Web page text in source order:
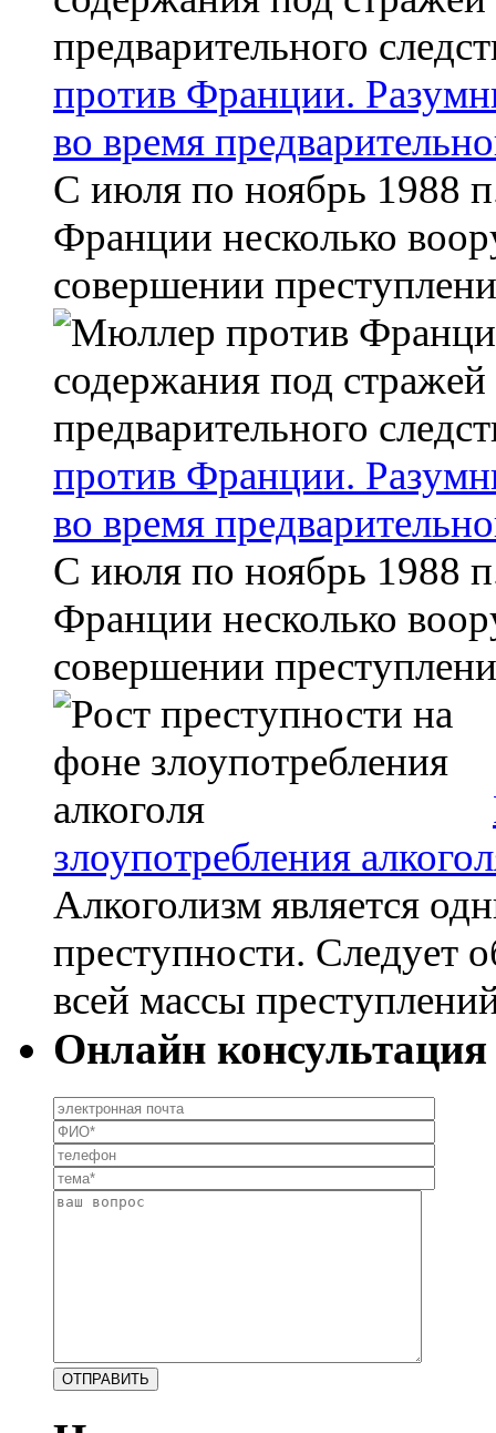
против Франции.
во время
С июля по ноябрь 1988
Франции несколько
совершении
против Франции.
во время
С июля по ноябрь 1988
Франции несколько
совершении
злоупотребления
Алкоголизм является
преступности. Следует
всей массы
Онлайн консультация